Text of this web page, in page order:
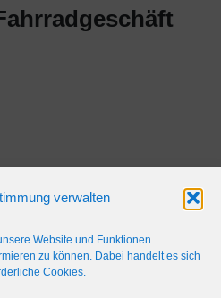
verwalten
Website und Funktionen
zu können. Dabei handelt es sich
Cookies.